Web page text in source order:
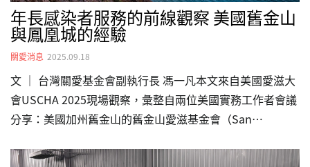
年長感染者服務的前線觀察 美國舊金山
與鳳凰城的經驗
關愛消息 2025.09.18
文 ｜ 台灣關愛基金會副執行長 馮一凡本文來自美國愛滋大
會USCHA 2025現場觀察，彙整自兩位美國實務工作者會議
分享：美國加州舊金山的舊金山愛滋基金會（San
Crisostomo，以及美國亞利桑那州鳳凰城 HIV Care